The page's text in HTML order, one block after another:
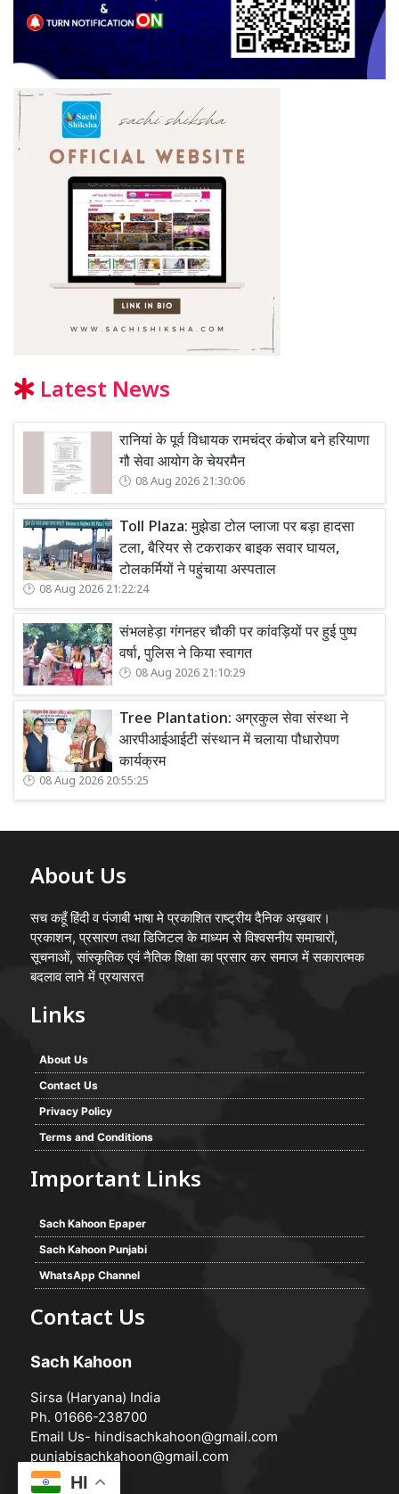
Latest News
रानियां के पूर्व विधायक रामचंद्र कंबोज बने हरियाणा
गौ सेवा आयोग के चेयरमैन
08 Aug 2026 21:30:06
Toll Plaza: मुझेडा टोल प्लाजा पर बड़ा हादसा
टला, बैरियर से टकराकर बाइक सवार घायल,
टोलकर्मियों ने पहुंचाया अस्पताल
08 Aug 2026 21:22:24
संभलहेड़ा गंगनहर चौकी पर कांवड़ियों पर हुई पुष्प
वर्षा, पुलिस ने किया स्वागत
08 Aug 2026 21:10:29
Tree Plantation: अग्रकुल सेवा संस्था ने
आरपीआईआईटी संस्थान में चलाया पौधारोपण
कार्यक्रम
08 Aug 2026 20:55:25
About Us
सच कहूँ हिंदी व पंजाबी भाषा मे प्रकाशित राष्ट्रीय दैनिक अख़बार।
प्रकाशन, प्रसारण तथा डिजिटल के माध्यम से विश्वसनीय समाचारों,
सूचनाओं, सांस्कृतिक एवं नैतिक शिक्षा का प्रसार कर समाज में सकारात्मक
बदलाव लाने में प्रयासरत
Links
About Us
Contact Us
Privacy Policy
Terms and Conditions
Important Links
Sach Kahoon Epaper
Sach Kahoon Punjabi
WhatsApp Channel
Contact Us
Sach Kahoon
Sirsa (Haryana) India
Ph. 01666-238700
Email Us- hindisachkahoon@gmail.com
punjabisachkahoon@gmail.com
HI